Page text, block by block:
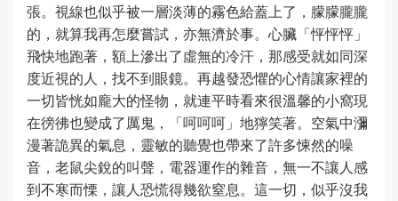
張。視線也似乎被一層淡薄的霧色給蓋上了，朦朦朧朧
的，就算我再怎麼嘗試，亦無濟於事。心臟「怦怦怦」
飛快地跑著，額上滲出了虛無的冷汗，那感受就如同深
度近視的人，找不到眼鏡。再越發恐懼的心情讓家裡的
一切皆恍如龐大的怪物，就連平時看來很溫馨的小窩現
在徬彿也變成了厲鬼，「呵呵呵」地獰笑著。空氣中瀰
漫著詭異的氣息，靈敏的聽覺也帶來了許多悚然的噪
音，老鼠尖銳的叫聲，電器運作的雜音，無一不讓人感
到不寒而慄，讓人恐慌得幾欲窒息。這一切，似乎沒我